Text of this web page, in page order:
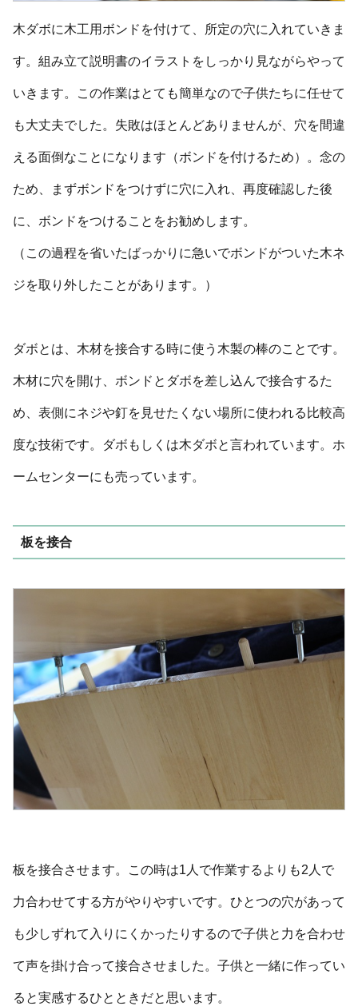
木ダボに木工用ボンドを付けて、所定の穴に入れていきま
す。組み立て説明書のイラストをしっかり見ながらやって
いきます。この作業はとても簡単なので子供たちに任せて
も大丈夫でした。失敗はほとんどありませんが、穴を間違
える面倒なことになります（ボンドを付けるため）。念の
ため、まずボンドをつけずに穴に入れ、再度確認した後
に、ボンドをつけることをお勧めします。
（この過程を省いたばっかりに急いでボンドがついた木ネ
ジを取り外したことがあります。）
ダボとは、木材を接合する時に使う木製の棒のことです。
木材に穴を開け、ボンドとダボを差し込んで接合するた
め、表側にネジや釘を見せたくない場所に使われる比較高
度な技術です。ダボもしくは木ダボと言われています。ホ
ームセンターにも売っています。
板を接合
板を接合させます。この時は1人で作業するよりも2人で
力合わせてする方がやりやすいです。ひとつの穴があって
も少しずれて入りにくかったりするので子供と力を合わせ
て声を掛け合って接合させました。子供と一緒に作ってい
ると実感するひとときだと思います。